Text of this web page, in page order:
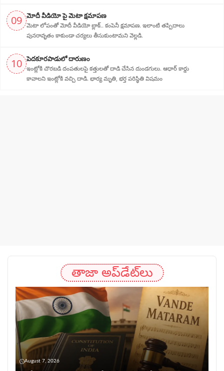
09 మోదీ వీడియో పై మెటా క్షమాపణ
మెటా లోపంతో మోదీ వీడియో బ్లాక్.. కంపెనీ క్షమాపణ. ఇలాంటి తప్పిదాలు
పునరావృతం కాకుండా చర్యలు తీసుకుంటామని వెల్లడి.
10 పెదకూరపాడులో దారుణం
ఇంట్లోకి చొరబడి దంపతులపై కత్తులతో దాడి చేసిన దుండగులు. ఆధార్ కార్డు
కావాలని ఇంట్లోకి వచ్చి దాడి. భార్య మృతి, భర్త పరిస్థితి విషమం
తాజా అప్‌డేట్‌లు
August 7, 2026